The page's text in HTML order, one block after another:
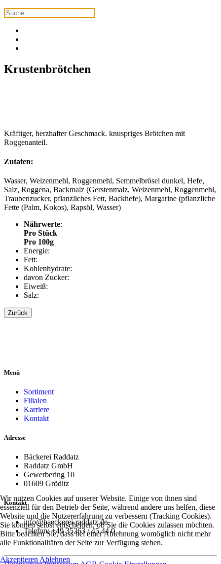
Krustenbrötchen
Kräftiger, herzhafter Geschmack. knuspriges Brötchen mit
Roggenanteil.
Zutaten:
Wasser, Weizenmehl, Roggenmehl, Semmelbrösel dunkel, Hefe,
Salz, Roggena, Backmalz (Gerstenmalz, Weizenmehl, Roggenmehl,
Traubenzucker, pflanzliches Fett, Backhefe), Margarine (pflanzliche
Fette (Palm, Kokos), Rapsöl, Wasser)
Nährwerte:
Pro Stück
Pro 100g
Energie:
Fett:
Kohlenhydrate:
davon Zucker:
Eiweiß:
Salz:
Zurück
Menü
Sortiment
Filialen
Karriere
Kontakt
Adresse
Bäckerei Raddatz
Raddatz GmbH
Gewerbering 10
01609 Gröditz
Kontakt
info@baeckerei-raddatz.de
Telefon: +49 35263 / 45 44 0
Wir nutzen Cookies auf unserer Website. Einige von ihnen sind
essenziell für den Betrieb der Seite, während andere uns helfen, diese
Website und die Nutzererfahrung zu verbessern (Tracking Cookies).
Sie können selbst entscheiden, ob Sie die Cookies zulassen möchten.
Bitte beachten Sie, dass bei einer Ablehnung womöglich nicht mehr
alle Funktionalitäten der Seite zur Verfügung stehen.
Akzeptieren Ablehnen